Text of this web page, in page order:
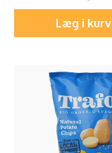
Læg i kurv